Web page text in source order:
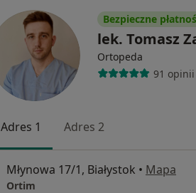
Bezpieczne
lek. Tomasz
Ortopeda
91 opinii
Adres 1 Adres 2
Młynowa 17/1, Białystok • Mapa
Ortim